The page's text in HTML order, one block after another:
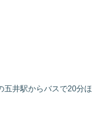
五井駅からバスで20分ほ